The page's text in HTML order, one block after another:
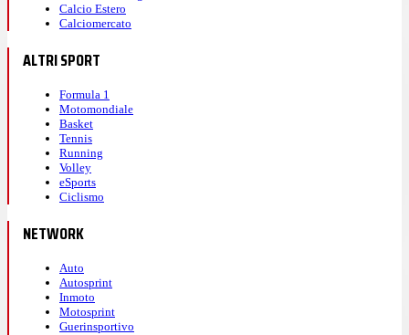
Calcio Estero
Calciomercato
ALTRI SPORT
Formula 1
Motomondiale
Basket
Tennis
Running
Volley
eSports
Ciclismo
NETWORK
Auto
Autosprint
Inmoto
Motosprint
Guerinsportivo